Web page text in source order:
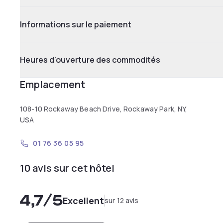
Informations sur le paiement
Heures d'ouverture des commodités
Emplacement
108-10 Rockaway Beach Drive, Rockaway Park, NY,
USA
01 76 36 05 95
10 avis sur cet hôtel
4,7/5Excellentsur 12 avis